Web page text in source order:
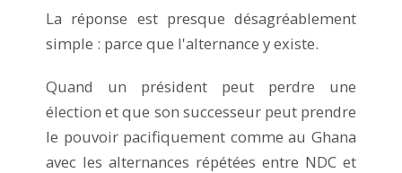
La réponse est presque désagréablement
simple : parce que l'alternance y existe.
Quand un président peut perdre une
élection et que son successeur peut prendre
le pouvoir pacifiquement comme au Ghana
avec les alternances répétées entre NDC et